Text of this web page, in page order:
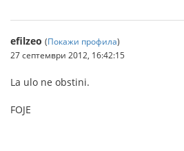
efilzeo (Покажи профила)
27 септември 2012, 16:42:15
La ulo ne obstini.
FOJE